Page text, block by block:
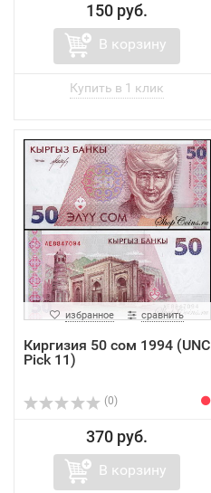
150 руб.
В корзину
избранное сравнить
Киргизия 50 сом 1994 (UNC
Pick 11)
(0)
370 руб.
В корзину